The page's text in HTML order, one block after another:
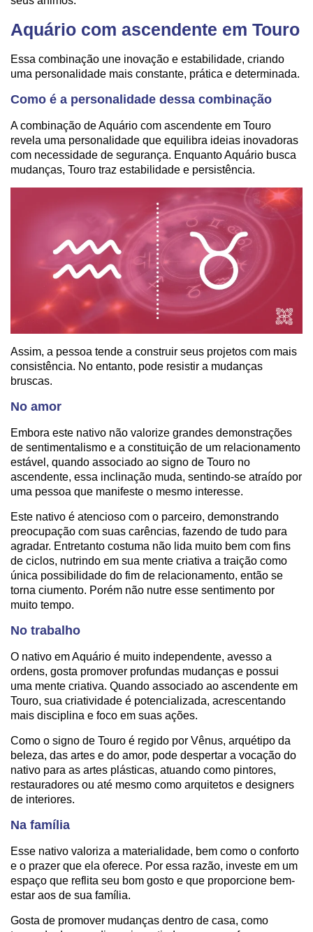
Aquário com ascendente em Touro
Essa combinação une inovação e estabilidade, criando
uma personalidade mais constante, prática e determinada.
Como é a personalidade dessa combinação
A combinação de Aquário com ascendente em Touro
revela uma personalidade que equilibra ideias inovadoras
com necessidade de segurança. Enquanto Aquário busca
mudanças, Touro traz estabilidade e persistência.
Assim, a pessoa tende a construir seus projetos com mais
consistência. No entanto, pode resistir a mudanças
bruscas.
No amor
Embora este nativo não valorize grandes demonstrações
de sentimentalismo e a constituição de um relacionamento
estável, quando associado ao signo de Touro no
ascendente, essa inclinação muda, sentindo-se atraído por
uma pessoa que manifeste o mesmo interesse.
Este nativo é atencioso com o parceiro, demonstrando
preocupação com suas carências, fazendo de tudo para
agradar. Entretanto costuma não lida muito bem com fins
de ciclos, nutrindo em sua mente criativa a traição como
única possibilidade do fim de relacionamento, então se
torna ciumento. Porém não nutre esse sentimento por
muito tempo.
No trabalho
O nativo em Aquário é muito independente, avesso a
ordens, gosta promover profundas mudanças e possui
uma mente criativa. Quando associado ao ascendente em
Touro, sua criatividade é potencializada, acrescentando
mais disciplina e foco em suas ações.
Como o signo de Touro é regido por Vênus, arquétipo da
beleza, das artes e do amor, pode despertar a vocação do
nativo para as artes plásticas, atuando como pintores,
restauradores ou até mesmo como arquitetos e designers
de interiores.
Na família
Esse nativo valoriza a materialidade, bem como o conforto
e o prazer que ela oferece. Por essa razão, investe em um
espaço que reflita seu bom gosto e que proporcione bem-
estar aos de sua família.
Gosta de promover mudanças dentro de casa, como